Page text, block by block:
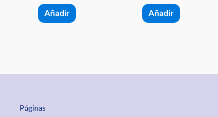
Añadir Añadir
Páginas